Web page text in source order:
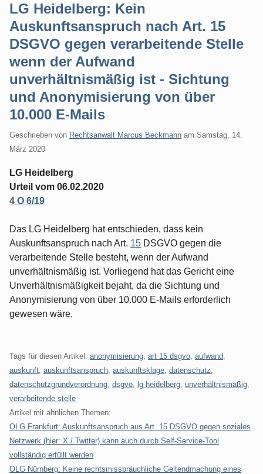
LG Heidelberg: Kein
Auskunftsanspruch nach Art. 15
DSGVO gegen verarbeitende Stelle
wenn der Aufwand
unverhältnismäßig ist - Sichtung
und Anonymisierung von über
10.000 E-Mails
Geschrieben von Rechtsanwalt Marcus Beckmann am Samstag, 14.
März 2020
LG Heidelberg
Urteil vom 06.02.2020
4 O 6/19
Das LG Heidelberg hat entschieden, dass kein
Auskunftsanspruch nach Art. 15 DSGVO gegen die
verarbeitende Stelle besteht, wenn der Aufwand
unverhältnismäßig ist. Vorliegend hat das Gericht eine
Unverhältnismäßigkeit bejaht, da die Sichtung und
Anonymisierung von über 10.000 E-Mails erforderlich
gewesen wäre.
Tags für diesen Artikel: anonymisierung art 15 dsgvo aufwand
auskunft auskunftsanspruch auskunftsklage datenschutz
datenschutzgrundverordnung dsgvo lg heidelberg unverhältnismäßig
verarbeitende stelle
Artikel mit ähnlichen Themen:
OLG Frankfurt: Auskunftsanspruch aus Art. 15 DSGVO gegen soziales
Netzwerk (hier: X / Twitter) kann auch durch Self-Service-Tool
vollständig erfüllt werden
OLG Nürnberg: Keine rechtsmissbräuchliche Geltendmachung eines